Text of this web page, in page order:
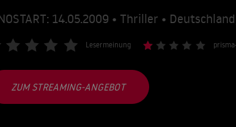
14.05.2009 • Thriller •
Lesermeinung
ZUM STREAMING-ANGEBOT